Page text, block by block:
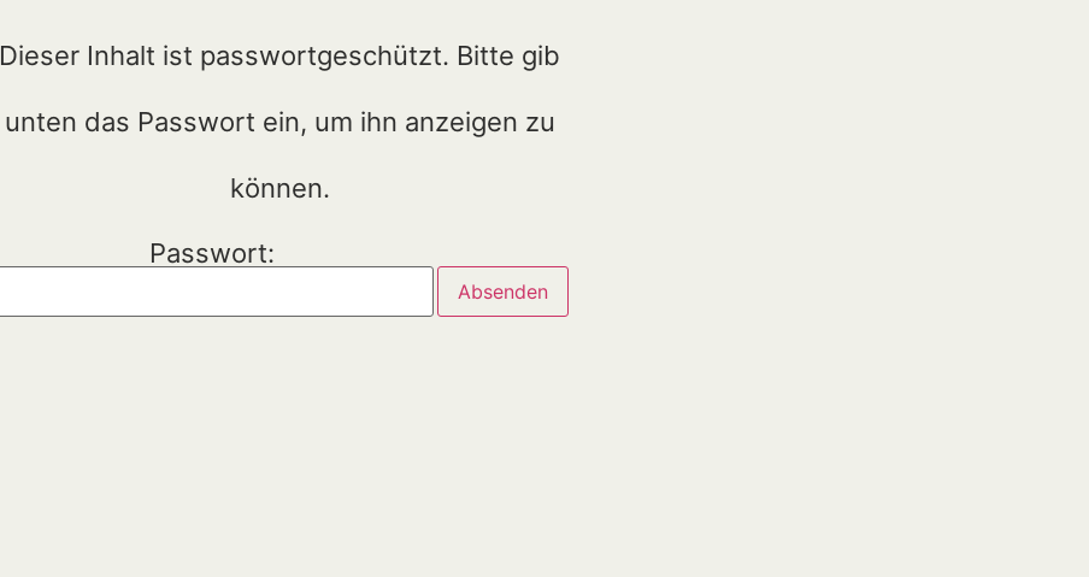
Dieser Inhalt ist passwortgeschützt. Bitte gib
unten das Passwort ein, um ihn anzeigen zu
können.
Passwort: